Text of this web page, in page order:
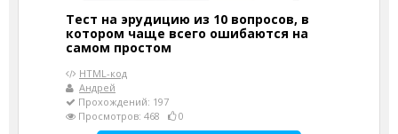
Тест на эрудицию из 10 вопросов, в
котором чаще всего ошибаются на
самом простом
HTML-код
Андрей
Прохождений: 197
Просмотров: 468
0